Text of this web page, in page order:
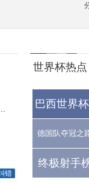
错
世界杯热点
巴西世界
德国队夺冠之
终极射手